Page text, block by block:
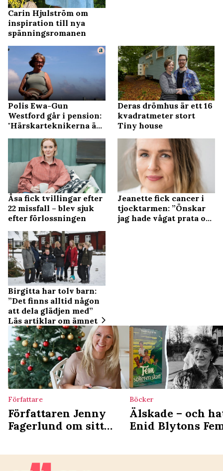
Carin Hjulström om
inspiration till nya
spänningsromanen
Polis Ewa-Gun
Westford går i pension:
"Härskarteknikerna är
Deras drömhus är ett 16
kvadratmeter stort
Tiny house
Åsa fick tvillingar efter
22 missfall – blev sjuk
efter förlossningen
Jeanette fick cancer i
tjocktarmen: ”Önskar
jag hade vågat prata om
Birgitta har tolv barn:
”Det finns alltid någon
att dela glädjen med”
Läs artiklar om ämnet
Författare
Författaren Jenny
Fagerlund om sitt
Böcker
Älskade – och
Enid Blytons